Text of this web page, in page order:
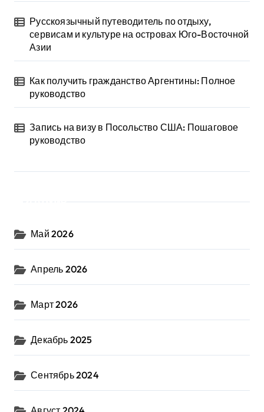
Русскоязычный путеводитель по отдыху,
сервисам и культуре на островах Юго-Восточной
Азии
Как получить гражданство Аргентины: Полное
руководство
Запись на визу в Посольство США: Пошаговое
руководство
Май 2026
Апрель 2026
Март 2026
Декабрь 2025
Сентябрь 2024